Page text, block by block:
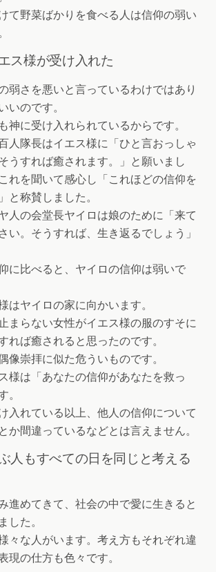
て野菜ばかりを食べる人は信仰の弱い
ス様が受け入れた
弱さを悪いと言っているわけではあり
いのです。
神に受け入れられているからです。
人隊長はイエス様に「ひと言おっしゃ
うすれば癒されます。」と願いまし
れを聞いて感心し「これほどの信仰を
と称賛しました。
人の会堂長ヤイロは娘のために「来て
い。そうすれば、生き返るでしょう」
に比べると、ヤイロの信仰は弱いで
ヤイロの家に向かいます。
まらない女性がイエス様の服のすそに
れば癒されると思ったのです。
崇拝に似た危ういものです。
様は「あなたの信仰があなたを救っ
。
入れている以上、他人の信仰について
か間違っているなどとは言えません。
人もすべての日を同じと考える
進めてきて、社会の中で愛に生きると
した。
々な人がいます。考え方もそれぞれ違
現の仕方も色々です。